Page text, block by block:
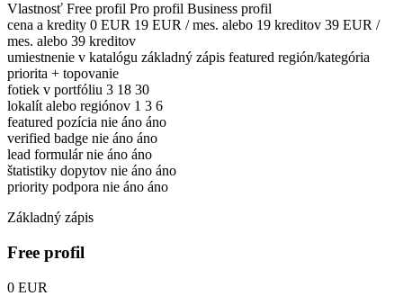
Vlastnosť Free profil Pro profil Business profil
cena a kredity 0 EUR 19 EUR / mes. alebo 19 kreditov 39 EUR /
mes. alebo 39 kreditov
umiestnenie v katalógu základný zápis featured región/kategória
priorita + topovanie
fotiek v portfóliu 3 18 30
lokalít alebo regiónov 1 3 6
featured pozícia nie áno áno
verified badge nie áno áno
lead formulár nie áno áno
štatistiky dopytov nie áno áno
priority podpora nie áno áno
Základný zápis
Free profil
0 EUR